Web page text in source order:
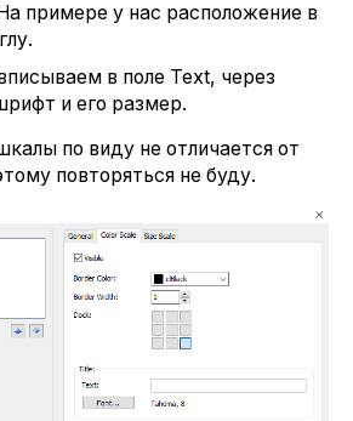
примере у нас расположение в
в поле Text, через
и его размер.
по виду не отличается от
повторяться не буду.